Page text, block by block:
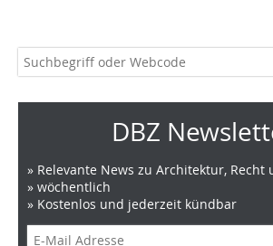
DBZ
» Relevante News zu Architektur, Recht
» wöchentlich
» Kostenlos und jederzeit kündbar